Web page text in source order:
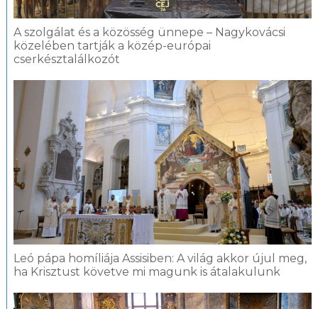
A szolgálat és a közösség ünnepe – Nagykovácsi
közelében tartják a közép-európai
cserkésztalálkozót
Leó pápa homíliája Assisiben: A világ akkor újul meg,
ha Krisztust követve mi magunk is átalakulunk